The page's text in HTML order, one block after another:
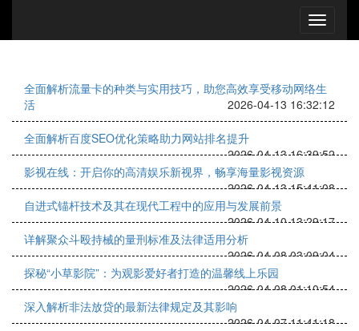
全面解析流量卡的种类与实用技巧，助您高效享受移动网络生
活
2026-04-13 16:32:12
全面解析百度SEO优化策略助力网站排名提升
2026-04-13 16:39:52
影视在线：开启你的高清娱乐新视界，畅享海量影视资源
2026-04-13 15:41:08
自进式锚杆技术及其在现代工程中的应用与发展前景
2026-04-10 13:29:17
详解聚众斗殴持械的量刑标准及法律适用分析
2026-04-08 03:09:04
探秘“小草影院”：为观影爱好者打造的温馨线上乐园
2026-04-08 01:10:54
深入解析非法放贷的最新法律规定及其影响
2026-04-07 11:41:18